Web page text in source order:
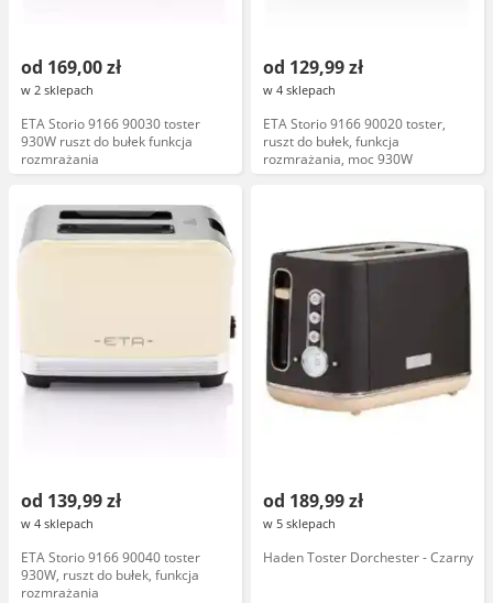
od 169,00 zł
w 2 sklepach
ETA Storio 9166 90030 toster
930W ruszt do bułek funkcja
rozmrażania
od 129,99 zł
w 4 sklepach
ETA Storio 9166 90020 toster,
ruszt do bułek, funkcja
rozmrażania, moc 930W
od 139,99 zł
w 4 sklepach
ETA Storio 9166 90040 toster
930W, ruszt do bułek, funkcja
rozmrażania
od 189,99 zł
w 5 sklepach
Haden Toster Dorchester - Czarny